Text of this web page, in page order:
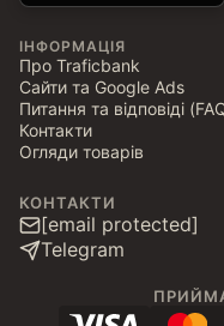
ІНФОРМАЦІЯ
Про Traficbank
Сайти та Google Ads
Питання та відповіді
Контакти
Огляди товарів
КОНТАКТИ
[email protected]
Telegram